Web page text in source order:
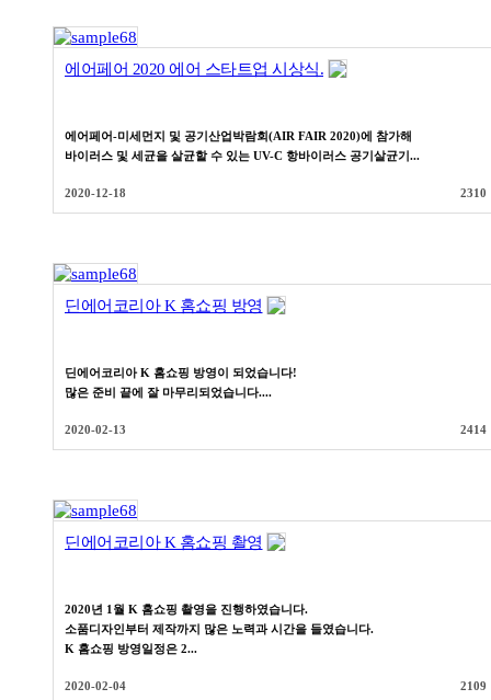
에어페어 2020 에어 스타트업 시상식.
에어페어-미세먼지 및 공기산업박람회(AIR FAIR 2020)에 참가해
바이러스 및 세균을 살균할 수 있는 UV-C 항바이러스 공기살균기...
2020-12-18 2310
딘에어코리아 K 홈쇼핑 방영
딘에어코리아 K 홈쇼핑 방영이 되었습니다!
많은 준비 끝에 잘 마무리되었습니다....
2020-02-13 2414
딘에어코리아 K 홈쇼핑 촬영
2020년 1월 K 홈쇼핑 촬영을 진행하였습니다.
소품디자인부터 제작까지 많은 노력과 시간을 들였습니다.
K 홈쇼핑 방영일정은 2...
2020-02-04 2109